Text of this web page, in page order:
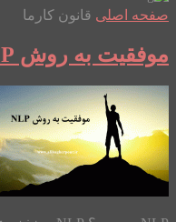
صفحه اصلی قانون کارما
موفقیت به روش NLP